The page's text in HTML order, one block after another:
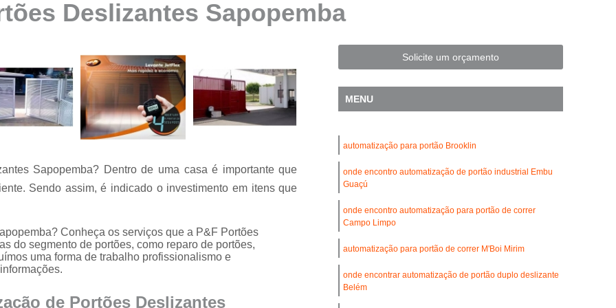
Automatização de Portão Ppa
Automatização de Portão Residencial
Automatização para Portão
Automatização para Portão de Correr
Automatizar Portão 2 Folhas
Conserto de Motor de Portão Basculante
Conserto de Motor Portão Eletrônico
Conserto Motor Portão Automático
Conserto Motor Portão Basculante
Conserto Motor Portão Eletrônico
Conserto Placa Motor de Portão
Conserto de Motor de Portão Automático
Conserto de Portão Automático
Conserto de Portão Automático Basculante
Conserto de Portão Automático Pivotante Duplo
Conserto de Portão Automático Residencial
Deslizantes Sapopemba
Sapopemba? Dentro de uma casa é importante que
Sendo assim, é indicado o investimento em itens que
Conheça os serviços que a P&F Portões
do segmento de portões, como reparo de portões,
uma forma de trabalho profissionalismo e
de Portões Deslizantes
Solicite um orçamento
MENU
automatização para portão Brooklin
onde encontro automatização de portão industrial Embu
Guaçú
onde encontro automatização para portão de correr
Campo Limpo
automatização para portão de correr M'Boi Mirim
onde encontrar automatização de portão duplo deslizante
Belém